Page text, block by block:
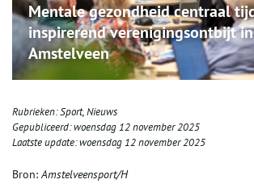
Mentale gezondheid centraal
inspirerend verenigingsontbijt in
Amstelveen
Rubrieken:Sport,Nieuws
Gepubliceerd:woensdag 12 november 2025
Laatste update:woensdag 12 november 2025
Bron:Amstelveensport/H